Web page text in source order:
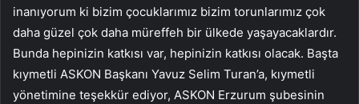
inanıyorum ki bizim çocuklarımız bizim torunlarımız çok
daha güzel çok daha müreffeh bir ülkede yaşayacaklardır.
Bunda hepinizin katkısı var, hepinizin katkısı olacak. Başta
kıymetli ASKON Başkanı Yavuz Selim Turan’a, kıymetli
yönetimine teşekkür ediyor, ASKON Erzurum şubesinin